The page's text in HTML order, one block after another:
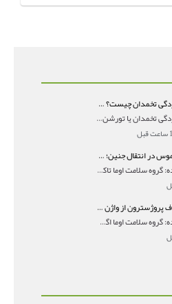
پیچ خوردگی تخمدان چیست؟ علائم اورژانسی، تشخیص و درمان تورشن تخمدان
پیچ خوردگی تخمدان یا تورشن تخمدان زمانی رخ می‌ده
تاکرولیموس در انتقال جنین؛ آیا شانس لانه‌گزینی را افزایش می‌دهد؟
نویسنده: گروه سلامت اوما تاکرولیموس در انتقال جنین
چرا شیاف پروژسترون از واژن بیرون می‌ریزد؟ میزان جذب و زمان صحیح مصرف
نویسنده: گروه سلامت اوما اگر بعد از گذاشتن شیاف پر